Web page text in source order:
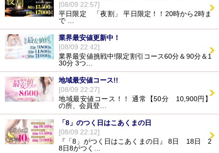
[08/09 22:57]
平日限定 「夜割」 平日限定！！20時から2時ま
で …
業界最安値更新中！
[08/09 22:42]
業界最安値挑戦中!限定割引コース60分＆90分＆1
30分 3つ…
地域最安値コース!!
[08/09 22:27]
地域最安値コース！！ 通常【50分 10,900円】
の所、会員登…
「8」のつく日はこあくまの日
[08/09 22:12]
『「8」がつく日はこあくまの日』 8日 18日 2
8日8がつく…